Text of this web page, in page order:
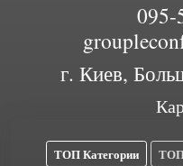
095-
г. Киев,
ТОП Категории